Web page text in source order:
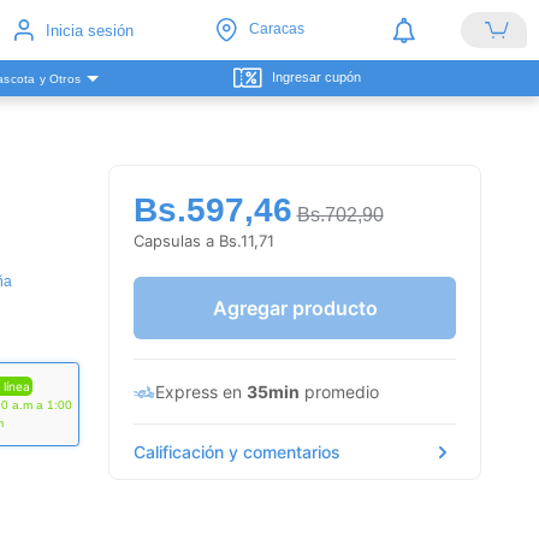
Inicia sesión Caracas
y Otros Ingresar cupón
línea
a.m a 1:00
Bs.597,46 Bs.702,90
Capsulas a Bs.11,71
Agregar producto
Express en 35min promedio
Calificación y comentarios